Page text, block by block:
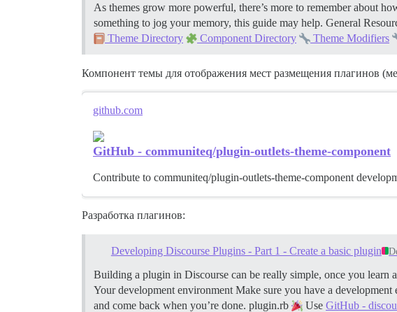
As themes grow more powerful, there’s more to remember about
something to jog your memory, this guide may help. General
Theme Directory
Component Directory Theme Modifiers
Компонент темы для отображения мест размещения плагинов
github.com
GitHub - communiteq/plugin-outlets-theme-component
Contribute to communiteq/plugin-outlets-theme-component
Разработка плагинов:
Developing Discourse Plugins - Part 1 - Create a basic plugin
Building a plugin in Discourse can be really simple, once you learn
Your development environment Make sure you have a
and come back when you’re done. plugin.rb Use GitHub -